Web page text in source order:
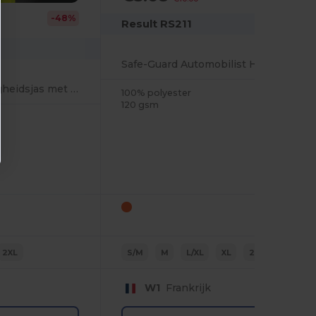
-48%
Reflecterende Veiligheidsjas met Geïntegreerde Bescherming
2XL
Result RS211
100% polyester
120 gsm
S/M M L/XL XL 2XL
W1 Frankrijk